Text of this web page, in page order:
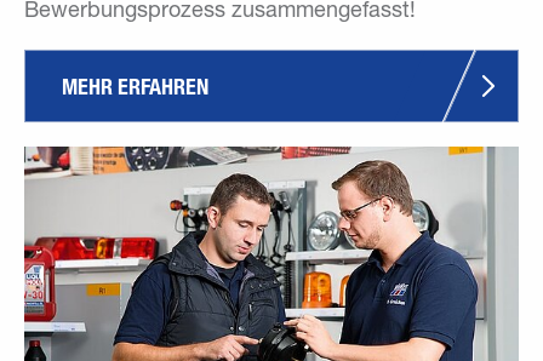
Bewerbungsprozess zusammengefasst!
MEHR ERFAHREN